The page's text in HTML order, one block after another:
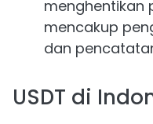
menghentikan
mencakup
dan
USDT di